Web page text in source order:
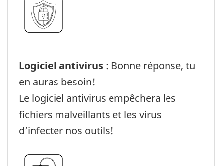
Logiciel antivirus : Bonne réponse, tu
en auras besoin!
Le logiciel antivirus empêchera les
fichiers malveillants et les virus
d’infecter nos outils!